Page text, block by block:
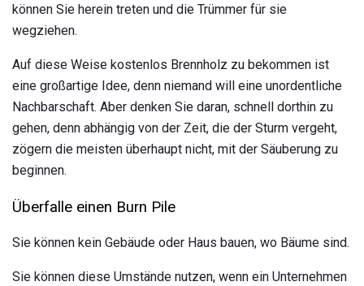
können Sie herein treten und die Trümmer für sie
wegziehen.
Auf diese Weise kostenlos Brennholz zu bekommen ist
eine großartige Idee, denn niemand will eine unordentliche
Nachbarschaft. Aber denken Sie daran, schnell dorthin zu
gehen, denn abhängig von der Zeit, die der Sturm vergeht,
zögern die meisten überhaupt nicht, mit der Säuberung zu
beginnen.
Überfalle einen Burn Pile
Sie können kein Gebäude oder Haus bauen, wo Bäume sind.
Sie können diese Umstände nutzen, wenn ein Unternehmen